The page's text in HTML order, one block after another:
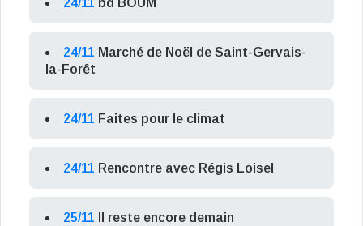
24/11 bd BOUM
24/11 Marché de Noël de Saint-Gervais-
la-Forêt
24/11 Faites pour le climat
24/11 Rencontre avec Régis Loisel
25/11 Il reste encore demain